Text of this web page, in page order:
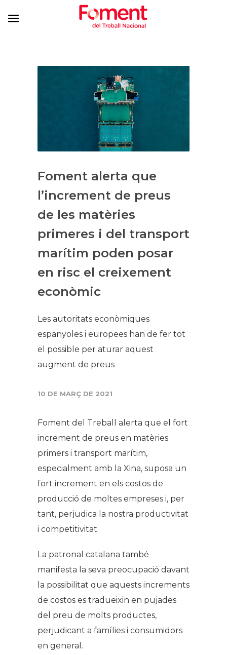
Foment alerta que
l’increment de preus
de les matèries
primeres i del transport
marítim poden posar
en risc el creixement
econòmic
Les autoritats econòmiques
espanyoles i europees han de fer tot
el possible per aturar aquest
augment de preus
10 DE MARÇ DE 2021
Foment del Treball alerta que el fort
increment de preus en matèries
primers i transport marítim,
especialment amb la Xina, suposa un
fort increment en els costos de
producció de moltes empreses i, per
tant, perjudica la nostra productivitat
i competitivitat.
La patronal catalana també
manifesta la seva preocupació davant
la possibilitat que aquests increments
de costos es tradueixin en pujades
del preu de molts productes,
perjudicant a famílies i consumidors
en general.